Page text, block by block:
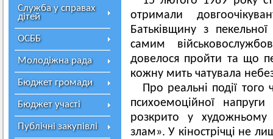
Служба у справах
дітей
ОСББ
Молодіжна рада
Бюджет громади
Бюджет участі
Публічні закупівлі
отримали
Батьківщину з
самим
довелося пройти та що
кожну мить чатувала
Про реальні події
психоемоційної
розкрито у художньому
злам». У кінострічці не